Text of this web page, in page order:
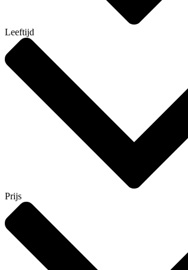
Leeftijd
Prijs